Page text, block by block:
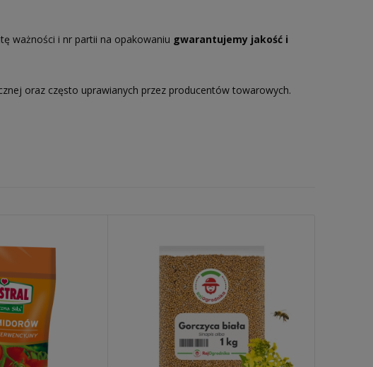
ważności i nr partii na opakowaniu gwarantujemy jakość i
oraz często uprawianych przez producentów towarowych.